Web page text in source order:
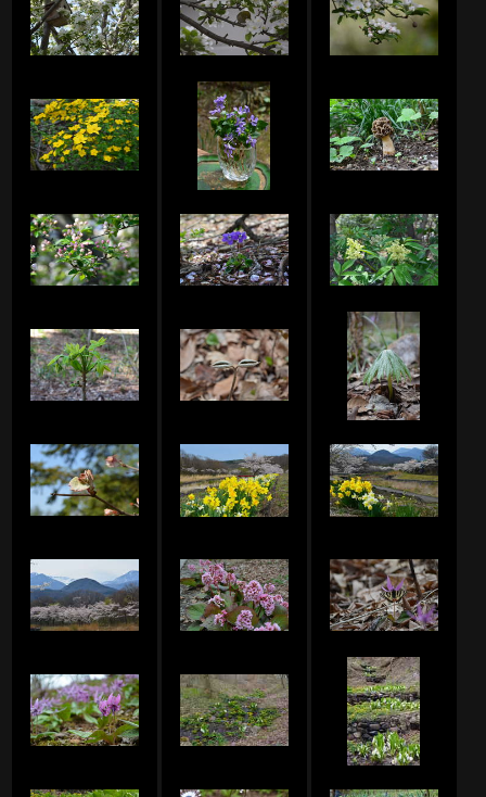
Junko.Sのアルバム